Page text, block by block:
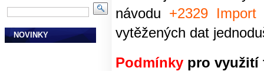
NOVINKY
návodu +2329
vytěžených dat
Podmínky pro využití